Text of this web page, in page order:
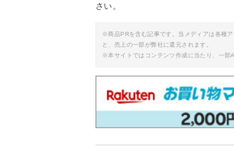
さい。
※商品PRを含む記事です。当メディアは各種
と、売上の一部が弊社に還元されます。
※本サイトではコンテンツ作成に当たり、一部